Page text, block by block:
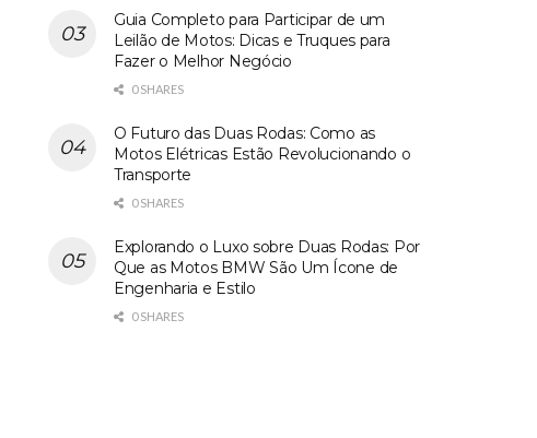
Guia Completo para Participar de um
Leilão de Motos: Dicas e Truques para
Fazer o Melhor Negócio
0 SHARES
O Futuro das Duas Rodas: Como as
Motos Elétricas Estão Revolucionando o
Transporte
0 SHARES
Explorando o Luxo sobre Duas Rodas: Por
Que as Motos BMW São Um Ícone de
Engenharia e Estilo
0 SHARES